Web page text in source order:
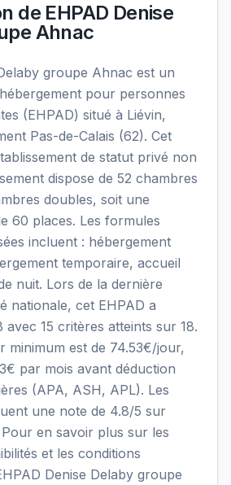
de EHPAD Denise
Ahnac
groupe Ahnac est un
pour personnes
(EHPAD) situé à Liévin,
Pas-de-Calais (62). Cet
de statut privé non
dispose de 52 chambres
doubles, soit une
60 places. Les formules
incluent : hébergement
temporaire, accueil
nuit. Lors de la dernière
nationale, cet EHPAD a
15 critères atteints sur 18.
minimum est de 74.53€/jour,
par mois avant déduction
(APA, ASH, APL). Les
une note de 4.8/5 sur
en savoir plus sur les
et les conditions
Denise Delaby groupe